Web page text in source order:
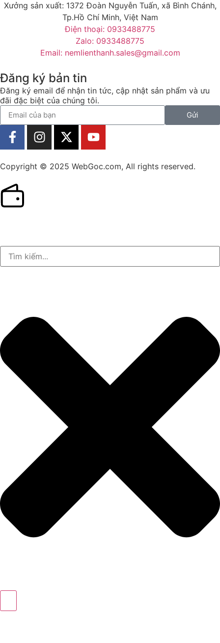
Xưởng sản xuất: 1372 Đoàn Nguyễn Tuấn, xã Bình Chánh,
Tp.Hồ Chí Minh, Việt Nam
Điện thoại: 0933488775
Zalo: 0933488775
Email: nemlienthanh.sales@gmail.com
Đăng ký bản tin
Đăng ký email để nhận tin tức, cập nhật sản phẩm và ưu
đãi đặc biệt của chúng tôi.
Gửi
Copyright © 2025 WebGoc.com, All rights reserved.